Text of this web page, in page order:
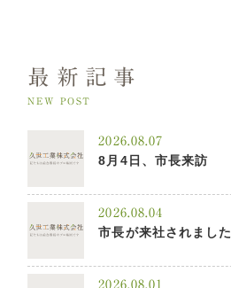
最新記事
NEW POST
2026.08.07
8月4日、市長来訪
2026.08.04
市長が来社されました
2026.08.01